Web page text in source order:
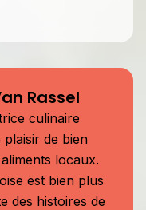
Rassel
culinaire
de bien
locaux.
est bien plus
des histoires de